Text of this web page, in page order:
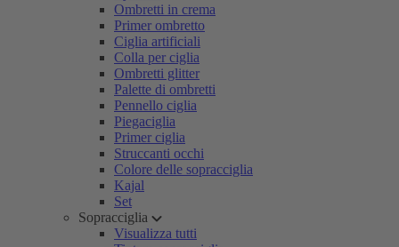
Ombretti in crema
Primer ombretto
Ciglia artificiali
Colla per ciglia
Ombretti glitter
Palette di ombretti
Pennello ciglia
Piegaciglia
Primer ciglia
Struccanti occhi
Colore delle sopracciglia
Kajal
Set
Sopracciglia
Visualizza tutti